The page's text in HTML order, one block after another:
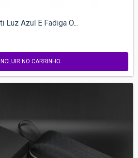
Luz Azul E Fadiga O...
INCLUIR NO CARRINHO